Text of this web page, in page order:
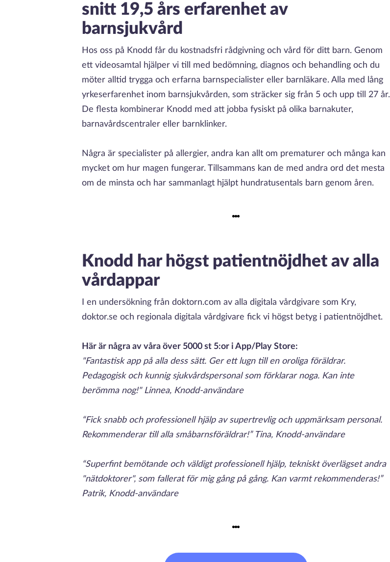
snitt 19,5 års erfarenhet av
barnsjukvård
Hos oss på Knodd får du kostnadsfri rådgivning och vård för ditt barn. Genom
ett videosamtal hjälper vi till med bedömning, diagnos och behandling och du
möter alltid trygga och erfarna barnspecialister eller barnläkare. Alla med lång
yrkeserfarenhet inom barnsjukvården, som sträcker sig från 5 och upp till 27 år.
De flesta kombinerar Knodd med att jobba fysiskt på olika barnakuter,
barnavårdscentraler eller barnklinker.
Några är specialister på allergier, andra kan allt om prematurer och många kan
mycket om hur magen fungerar. Tillsammans kan de med andra ord det mesta
om de minsta och har sammanlagt hjälpt hundratusentals barn genom åren.
Knodd har högst patientnöjdhet av alla
vårdappar
I en undersökning från doktorn.com av alla digitala vårdgivare som Kry,
doktor.se och regionala digitala vårdgivare fick vi högst betyg i patientnöjdhet.
Här är några av våra över 5000 st 5:or i App/Play Store:
"Fantastisk app på alla dess sätt. Ger ett lugn till en oroliga föräldrar.
Pedagogisk och kunnig sjukvårdspersonal som förklarar noga. Kan inte
berömma nog!" Linnea, Knodd-användare
“Fick snabb och professionell hjälp av supertrevlig och uppmärksam personal.
Rekommenderar till alla småbarnsföräldrar!” Tina, Knodd-användare
“Superfint bemötande och väldigt professionell hjälp, tekniskt överlägset andra
"nätdoktorer", som fallerat för mig gång på gång. Kan varmt rekommenderas!”
Patrik, Knodd-användare